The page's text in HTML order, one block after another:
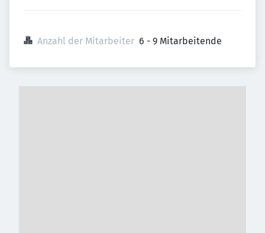
Anzahl der Mitarbeiter 6 - 9 Mitarbeitende